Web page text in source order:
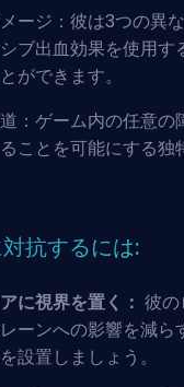
ージ：彼は3つの異
ブ出血効果を使用す
ができます。
：ゲーム内の任意の
ことを可能にする独
抗するには:
に視界を置く： 彼
ーンへの影響を減ら
設置しましょう。